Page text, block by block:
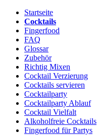
Startseite
Cocktails
Fingerfood
FAQ
Glossar
Zubehör
Richtig Mixen
Cocktail Verzierung
Cocktails servieren
Cocktailparty
Cocktailparty Ablauf
Cocktail Vielfalt
Alkoholfreie Cocktails
Fingerfood für Partys